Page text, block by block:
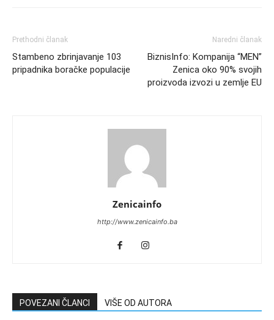
Prethodni članak
Stambeno zbrinjavanje 103
pripadnika boračke populacije
Naredni članak
BiznisInfo: Kompanija “MEN”
Zenica oko 90% svojih
proizvoda izvozi u zemlje EU
Zenicainfo
http://www.zenicainfo.ba
POVEZANI ČLANCI VIŠE OD AUTORA